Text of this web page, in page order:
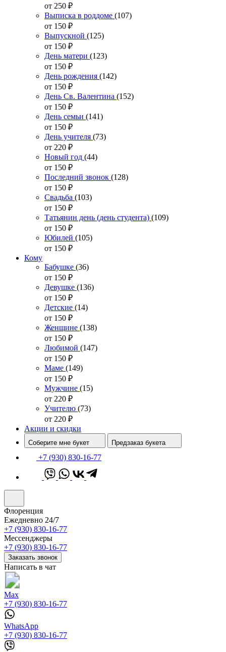
от 250 ₽
Выписка в роддоме (107)
от 150 ₽
Выпускной (125)
от 150 ₽
День матери (123)
от 150 ₽
День рождения (142)
от 150 ₽
День Св. Валентина (152)
от 150 ₽
День семьи (141)
от 150 ₽
День учителя (73)
от 220 ₽
Новый год (44)
от 150 ₽
Последний звонок (128)
от 150 ₽
Свадьба (103)
от 150 ₽
Татьянин день (день студента) (109)
от 150 ₽
Юбилей (105)
от 150 ₽
Кому
Бабушке (36)
от 150 ₽
Девушке (136)
от 150 ₽
Детские (14)
от 150 ₽
Женщине (138)
от 150 ₽
Любимой (147)
от 150 ₽
Маме (149)
от 150 ₽
Мужчине (15)
от 220 ₽
Учителю (73)
от 220 ₽
Акции и скидки
Соберите мне букет Предзаказ букета
+7 (930) 830-16-77
Флоренция
Ежедневно 24/7
+7 (930) 830-16-77
Мессенджеры
+7 (930) 830-16-77
Заказать звонок
Написать в чат
Max
+7 (930) 830-16-77
WhatsApp
+7 (930) 830-16-77